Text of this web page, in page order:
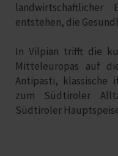
landwirtschaftlicher
entstehen, die
In Vilpian trifft die
Mitteleuropas auf
Antipasti, klassische
zum Südtiroler
Südtiroler